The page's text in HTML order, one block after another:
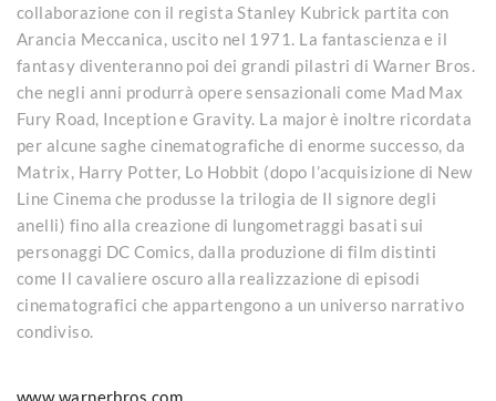
collaborazione con il regista Stanley Kubrick partita con
Arancia Meccanica, uscito nel 1971. La fantascienza e il
fantasy diventeranno poi dei grandi pilastri di Warner Bros.
che negli anni produrrà opere sensazionali come Mad Max
Fury Road, Inception e Gravity. La major è inoltre ricordata
per alcune saghe cinematografiche di enorme successo, da
Matrix, Harry Potter, Lo Hobbit (dopo l’acquisizione di New
Line Cinema che produsse la trilogia de Il signore degli
anelli) fino alla creazione di lungometraggi basati sui
personaggi DC Comics, dalla produzione di film distinti
come Il cavaliere oscuro alla realizzazione di episodi
cinematografici che appartengono a un universo narrativo
condiviso.
www.warnerbros.com